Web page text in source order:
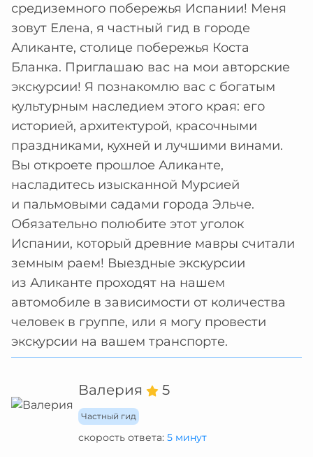
средиземного побережья Испании! Меня
зовут Елена, я частный гид в городе
Аликанте, столице побережья Коста
Бланка. Приглашаю вас на мои авторские
экскурсии! Я познакомлю вас с богатым
культурным наследием этого края: его
историей, архитектурой, красочными
праздниками, кухней и лучшими винами.
Вы откроете прошлое Аликанте,
насладитесь изысканной Мурсией
и пальмовыми садами города Эльче.
Обязательно полюбите этот уголок
Испании, который древние мавры считали
земным раем! Выездные экскурсии
из Аликанте проходят на нашем
автомобиле в зависимости от количества
человек в группе, или я могу провести
экскурсии на вашем транспорте.
Валерия 5
Частный гид
скорость ответа: 5 минут